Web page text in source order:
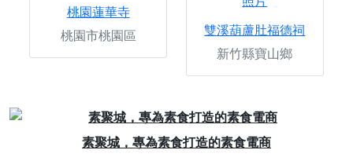
桃園蓮華寺
桃園市桃園區
雙溪葫蘆肚福德祠
新竹縣寶山鄉
素聚城，專為素食打造的素食電商
Previous